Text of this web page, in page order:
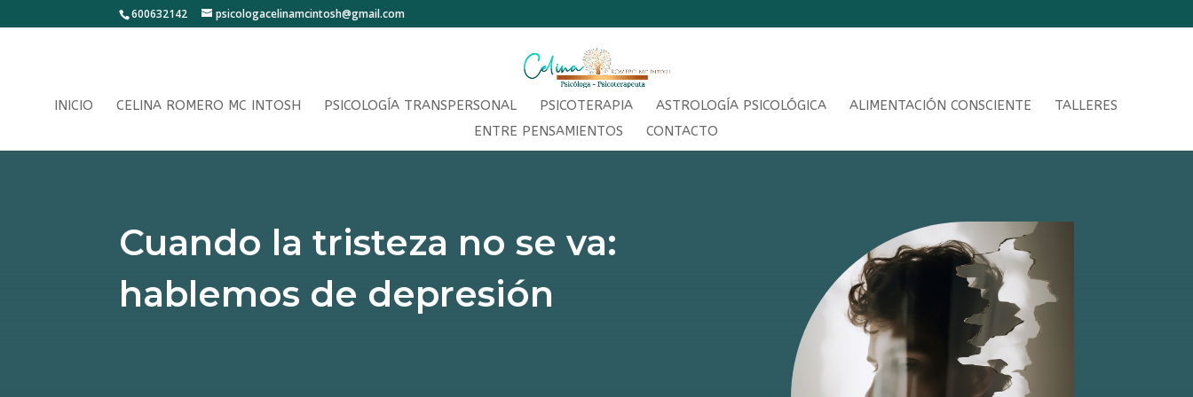
600632142 psicologacelinamcintosh@gmail.com
INICIO CELINA ROMERO MC INTOSH PSICOLOGÍA TRANSPERSONAL PSICOTERAPIA ASTROLOGÍA PSICOLÓGICA ALIMENTACIÓN CONSCIENTE
TALLERES
ENTRE PENSAMIENTOS
CONTACTO
Cuando la tristeza no se va:
hablemos de depresión